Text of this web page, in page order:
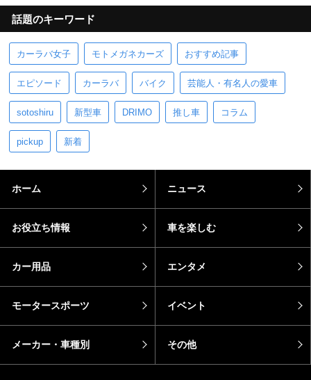
話題のキーワード
カーラバ女子 モトメガネカーズ おすすめ記事
エピソード カーラバ バイク 芸能人・有名人の愛車
sotoshiru 新型車 DRIMO 推し車 コラム
pickup 新着
ホーム ニュース
お役立ち情報 車を楽しむ
カー用品 エンタメ
モータースポーツ イベント
メーカー・車種別 その他